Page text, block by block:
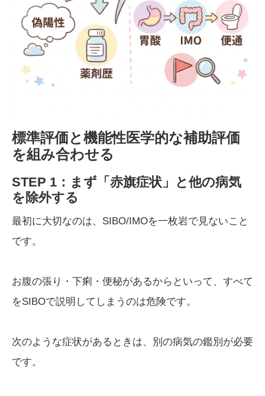
標準評価と機能性医学的な補助評価
を組み合わせる
STEP 1：まず「赤旗症状」と他の病気
を除外する
最初に大切なのは、SIBO/IMOを一枚岩で見ないこと
です。
お腹の張り・下痢・便秘があるからといって、すべて
をSIBOで説明してしまうのは危険です。
次のような症状があるときは、別の病気の鑑別が必要
です。